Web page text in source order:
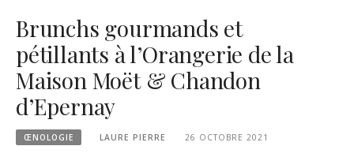
Brunchs gourmands et
pétillants à l’Orangerie de la
Maison Moët & Chandon
d’Epernay
ŒNOLOGIE LAURE PIERRE 26 OCTOBRE 2021